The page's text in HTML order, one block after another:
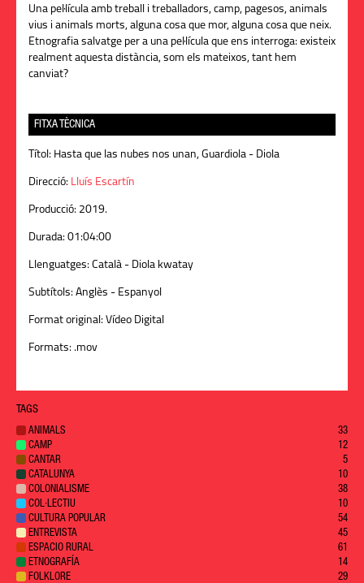
Una pel·lícula amb treball i treballadors, camp, pagesos, animals
vius i animals morts, alguna cosa que mor, alguna cosa que neix.
Etnografia salvatge per a una pel·lícula que ens interroga: existeix
realment aquesta distància, som els mateixos, tant hem
canviat?
FITXA TÈCNICA
Títol: Hasta que las nubes nos unan, Guardiola - Diola
Direcció: Lluís Escartín
Producció: 2019.
Durada: 01:04:00
Llenguatges: Català - Diola kwatay
Subtítols: Anglès - Espanyol
Format original: Vídeo Digital
Formats: .mov
TAGS
ANIMALS
33
CAMP
12
CANTAR
5
CATALUNYA
10
COLONIALISME
38
COL·LECTIU
10
CULTURA POPULAR
54
ENTREVISTA
45
ESPACIO RURAL
61
ETNOGRAFÍA
14
FOLKLORE
29